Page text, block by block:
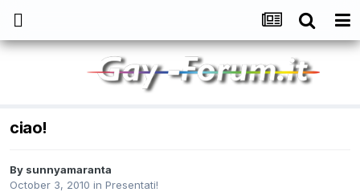
ciao!
By sunnyamaranta
October 3, 2010 in Presentati!